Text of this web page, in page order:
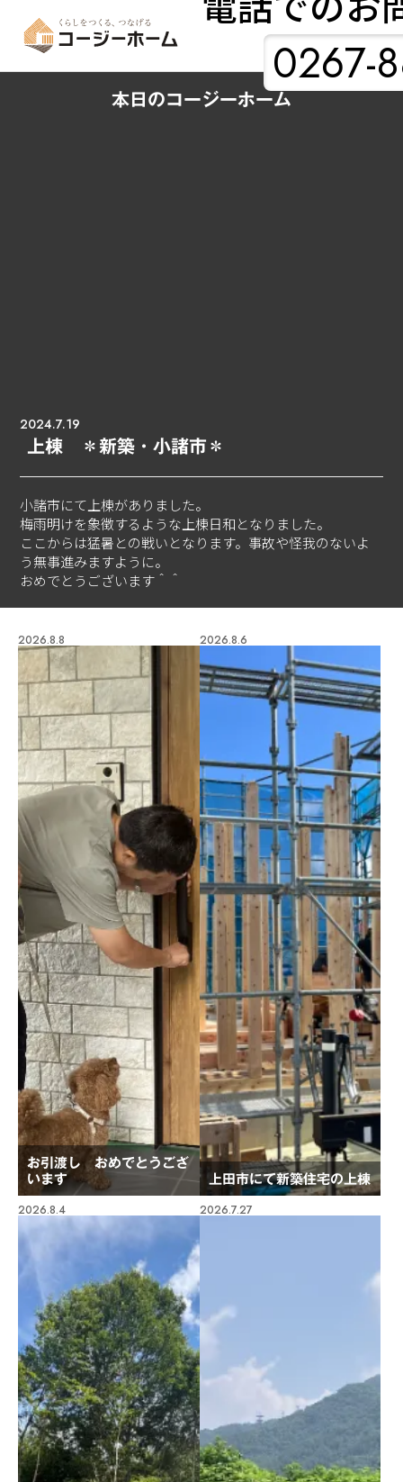
0267-
2024.7.19
上棟 ＊新築・小諸市＊
小諸市にて上棟がありました。
梅雨明けを象徴するような上棟日和となりました。
ここからは猛暑との戦いとなります。事故や怪我のないよ
う無事進みますように。
おめでとうございます＾＾
本日のコージーホーム
2026.8.8
お引渡し おめでとうござ
います
2026.8.6
上田市にて新築住宅の上棟
2026.8.4 2026.7.27